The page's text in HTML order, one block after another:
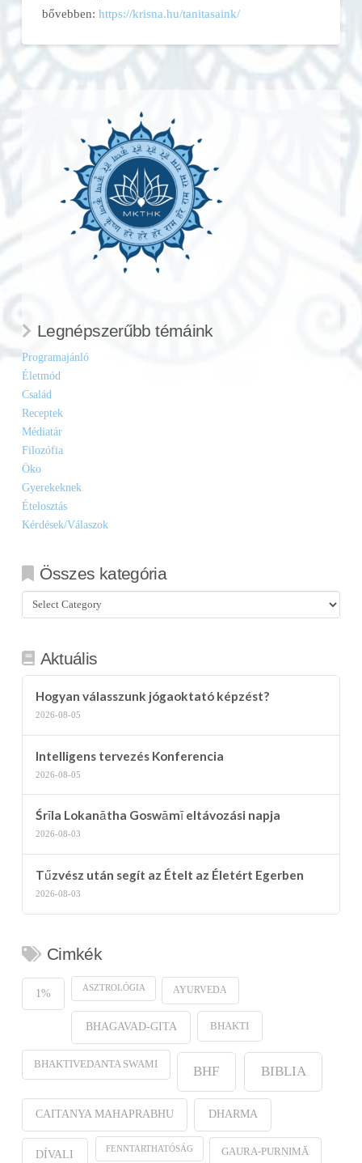
bővebben: https://krisna.hu/tanitasaink/
Legnépszerűbb témáink
Programajánló
Életmód
Család
Receptek
Médiatár
Filozófia
Öko
Gyerekeknek
Ételosztás
Kérdések/Válaszok
Összes kategória
Összes
kategória
Aktuális
Hogyan válasszunk jógaoktató képzést?
2026-08-05
Intelligens tervezés Konferencia
2026-08-05
Śrīla Lokanātha Goswāmī eltávozási napja
2026-08-03
Tűzvész után segít az Ételt az Életért Egerben
2026-08-03
Cimkék
1% ASZTROLÓGIA AYURVEDA
BHAGAVAD-GITA BHAKTI
BHAKTIVEDANTA SWAMI BHF BIBLIA
CAITANYA MAHAPRABHU DHARMA
DÍVALI FENNTARTHATÓSÁG GAURA-PURṆIMĀ